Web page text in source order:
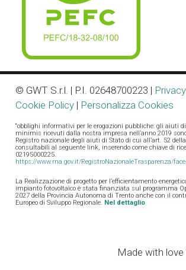
© GWT S.r.l. | P.I. 02648700223 |
Cookie Policy| Personalizza Cookies
“obblighi informativi per le erogazioni pubbliche: gli aiuti
minimis ricevuti dalla nostra impresa nell’anno 2019
Registro nazionale degli aiuti di Stato di cui all’art. 52 della
consultabili al seguente link, inserendo come chiave di
02195000225.
https://www.rna.gov.it/RegistroNazionaleTrasparenza/
La Realizzazione di progetto per l’efficientamento
impianto fotovoltaico è stata finanziata sul programma
2027 della Provincia Autonoma di Trento anche con il
Europeo di Sviluppo Regionale. Nel dettaglio
Made with love